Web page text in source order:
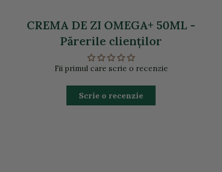
CREMA DE ZI OMEGA+ 50ML -
Părerile clienţilor
Fii primul care scrie o recenzie
Scrie o recenzie